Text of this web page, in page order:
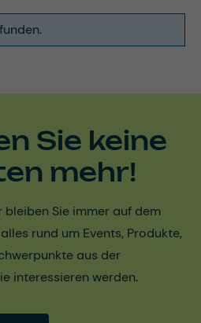
Sie keine
mehr!
Sie immer auf dem
rund um Events, Produkte,
aus der
interessieren werden.